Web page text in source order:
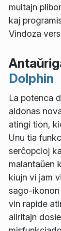
multajn
kaj
Vindoza
Dolphin
La potenca
aldonas
atingi tion,
Unu tia
serĉopcioj
malantaŭen
kiujn vi jam
sago-ikonon
vin rapide
aliritajn